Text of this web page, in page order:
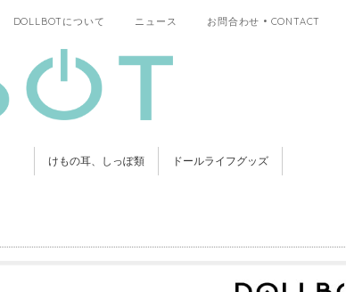
DOLLBOTについて ニュース お問合わせ • CONTACT
けもの耳、しっぽ類 ドールライフグッズ